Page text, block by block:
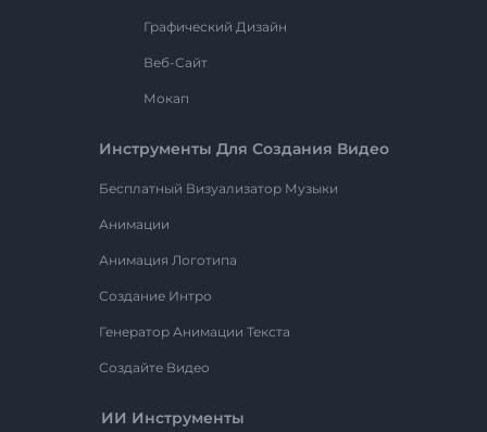
Графический Дизайн
Веб-Сайт
Мокап
Инструменты Для Создания Видео
Бесплатный Визуализатор Музыки
Анимации
Анимация Логотипа
Создание Интро
Генератор Анимации Текста
Создайте Видео
ИИ Инструменты